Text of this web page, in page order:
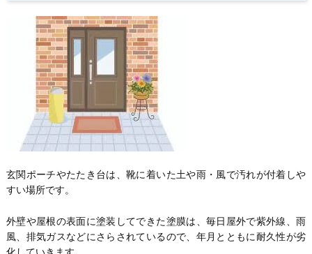
玄関ポーチやたたき台は、靴に着いた土や雨・風で汚れが付着しや
すい場所です。
外壁や屋根の表面に塗装してできた塗膜は、毎日屋外で紫外線、雨
風、排気ガスなどにさらされているので、年月とともに耐久性が劣
化していきます。